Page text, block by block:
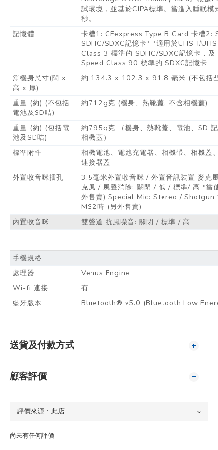
試環境，並基於CIPA標準。當進入睡眠模
秒。
記憶體
卡槽1: CFexpress Type B Card 卡槽2:
SDHC/SDXC記憶卡* *適用於UHS-I/
Class 3 標準的 SDHC/SDXC記憶卡，
Speed Class 90 標準的 SDXC記憶卡
淨機身尺寸(闊 x
高 x 厚)
約 134.3 x 102.3 x 91.8 毫米 (不包括
重量 (約) (不包括
電池及SD咭)
約712g克 (機身、熱靴蓋, 不含相機蓋)
重量 (約) (包括電
池及SD咭)
約795g克 （機身、熱靴蓋、電池、SD
相機蓋）
標準附件
相機電池、電池充電器、相機帶、相機蓋
連接器蓋
外置收音咪插孔
3.5毫米外置收音咪 / 外置音訊裝置 麥克
克風 / 風聲消除: 關閉 / 低 / 標準/ 高 *當
外售賣) Special Mic: Stereo / Shotgun
MS2時 (另外售賣)
內置收音咪
雙聲道 抗風噪音: 關閉 / 標準 / 高
手機規格
處理器
Venus Engine
Wi-fi 連接
有
藍牙版本
Bluetooth® v5.0 (Bluetooth Low
送貨及付款方式
顧客評價
尚未有任何評價